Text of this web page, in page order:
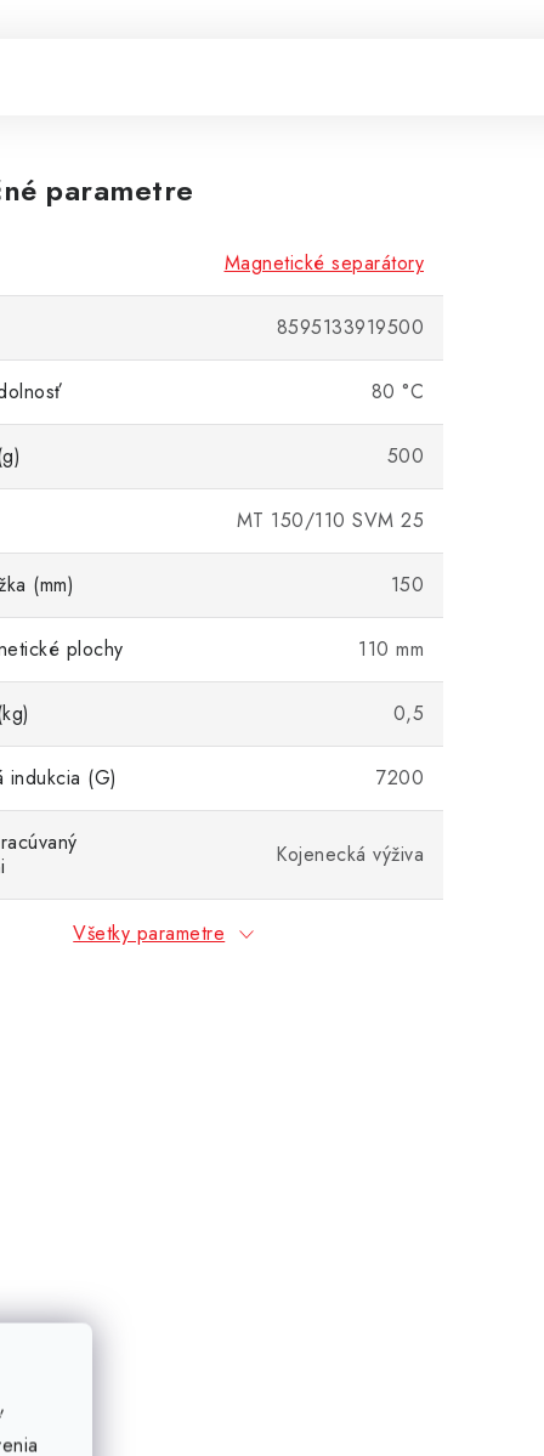
parametre
Magnetické separátory
8595133919500
80 °C
500
MT 150/110 SVM 25
(mm) 150
plochy 110 mm
0,5
indukcia (G) 7200
Kojenecká výživa
Všetky parametre